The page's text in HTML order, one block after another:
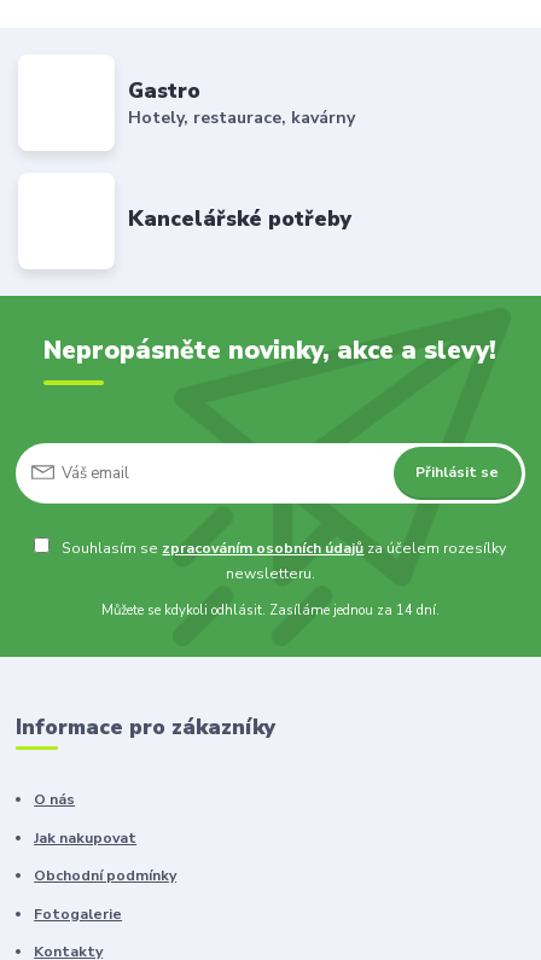
Gastro
Hotely, restaurace, kavárny
Kancelářské potřeby
Nepropásněte novinky, akce a slevy!
Přihlásit se
Souhlasím se zpracováním osobních údajů za účelem rozesílky
newsletteru.
Můžete se kdykoli odhlásit. Zasíláme jednou za 14 dní.
Informace pro zákazníky
O nás
Jak nakupovat
Obchodní podmínky
Fotogalerie
Kontakty